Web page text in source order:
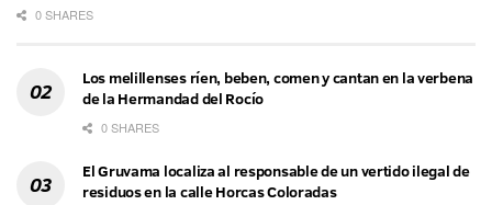
0 SHARES
Los melillenses ríen, beben, comen y cantan en la verbena
de la Hermandad del Rocío
0 SHARES
El Gruvama localiza al responsable de un vertido ilegal de
residuos en la calle Horcas Coloradas